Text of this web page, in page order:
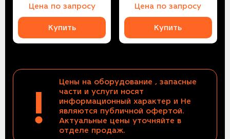
Цена по запросу
Купить
Цена по запросу
Купить
!
Цены на оборудование , запасные
части и услуги носят
информационный характер и Не
являются публичной офертой.
Актуальные цены уточняйте в
отделе продаж.